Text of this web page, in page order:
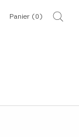
Panier (0)